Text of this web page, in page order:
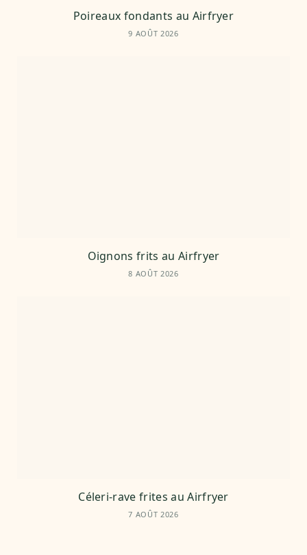
Poireaux fondants au Airfryer
9 AOÛT 2026
Oignons frits au Airfryer
8 AOÛT 2026
Céleri-rave frites au Airfryer
7 AOÛT 2026